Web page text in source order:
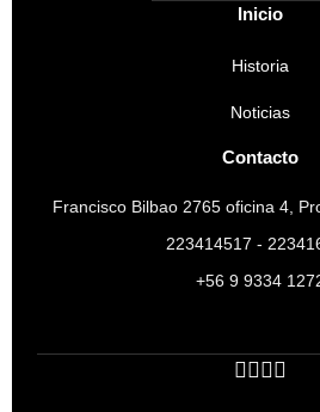
Inicio
Historia
Noticias
Contacto
Francisco Bilbao 2765 oficina 4,
223414517 -
+56 9 9334